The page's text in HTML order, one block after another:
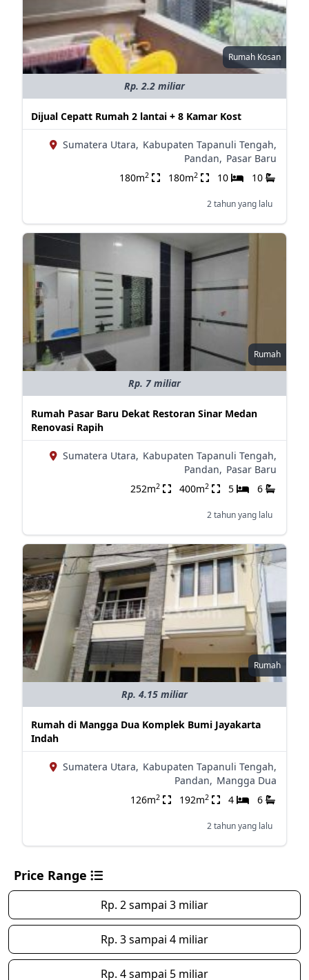
Rumah Kosan
Rp. 2.2 miliar
Dijual Cepatt Rumah 2 lantai + 8 Kamar Kost
Sumatera Utara, Kabupaten Tapanuli Tengah,
Pandan, Pasar Baru
180m2 180m2 10 10
2 tahun yang lalu
Rumah
Rp. 7 miliar
Rumah Pasar Baru Dekat Restoran Sinar Medan
Renovasi Rapih
Sumatera Utara, Kabupaten Tapanuli Tengah,
Pandan, Pasar Baru
252m2 400m2 5 6
2 tahun yang lalu
Rumah
Rp. 4.15 miliar
Rumah di Mangga Dua Komplek Bumi Jayakarta
Indah
Sumatera Utara, Kabupaten Tapanuli Tengah,
Pandan, Mangga Dua
126m2 192m2 4 6
2 tahun yang lalu
Price Range
Rp. 2 sampai 3 miliar
Rp. 3 sampai 4 miliar
Rp. 4 sampai 5 miliar